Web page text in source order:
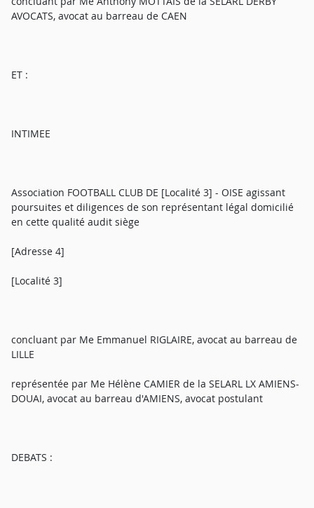
AVOCATS, avocat au barreau de CAEN
ET :
INTIMEE
Association FOOTBALL CLUB DE [Localité 3] - OISE agissant
poursuites et diligences de son représentant légal domicilié
en cette qualité audit siège
[Adresse 4]
[Localité 3]
concluant par Me Emmanuel RIGLAIRE, avocat au barreau de
LILLE
représentée par Me Hélène CAMIER de la SELARL LX AMIENS-
DOUAI, avocat au barreau d'AMIENS, avocat postulant
DEBATS :